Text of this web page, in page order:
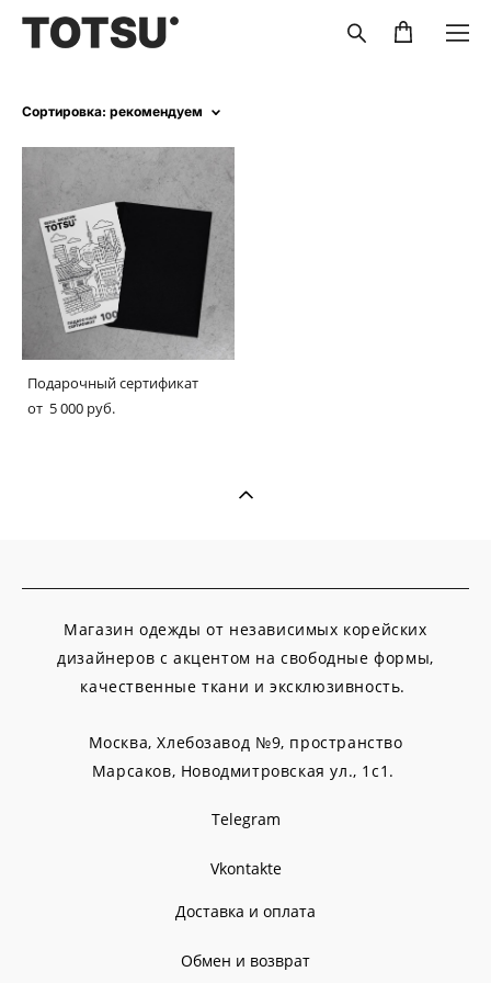
Сортировка: рекомендуем
Подарочный сертификат
от 5 000 pуб.
Магазин одежды от независимых корейских
дизайнеров с акцентом на свободные формы,
качественные ткани и эксклюзивность.
Москва, Хлебозавод №9, пространство
Марсаков, Новодмитровская ул., 1с1.
Telegram
Vkontakte
Доставка и оплата
Обмен и возврат